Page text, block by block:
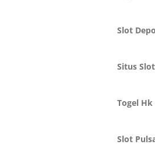
Slot
Situs
Togel Hk
Slot